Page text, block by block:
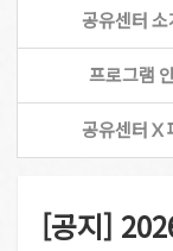
공유센터 소
프로그램
공유센터 X
[공지]